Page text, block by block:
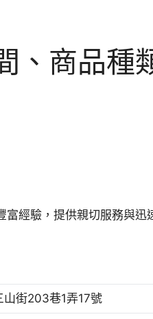
、商品種
經驗，提供親切服務與
山街203巷1弄17號